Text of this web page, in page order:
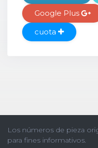
Google Plus
cuota
Los números de pieza
para fines informativos.